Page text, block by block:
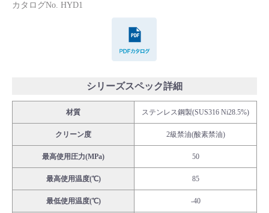
バルブと継手のきほん
Corporate Blog
採用情報
カタログNo. HYD1
シリーズスペック詳細
材質 ステンレス鋼製(SUS316 Ni28.5%)
クリーン度 2級禁油(酸素禁油)
最高使用圧力(MPa) 50
最高使用温度(℃) 85
最低使用温度(℃) -40